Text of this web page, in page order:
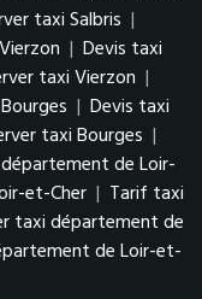
taxi Salbris |
| Devis taxi
taxi Vierzon |
| Devis taxi
taxi Bourges |
de Loir-
et-Cher | Tarif taxi
taxi département de
de Loir-et-